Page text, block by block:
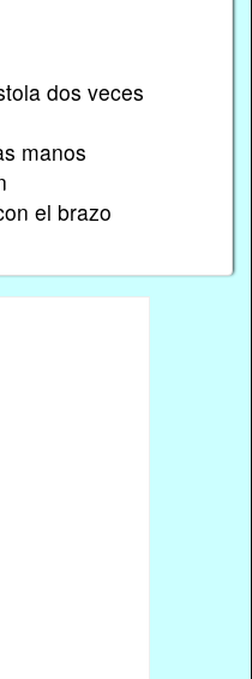
dos veces
manos
el brazo